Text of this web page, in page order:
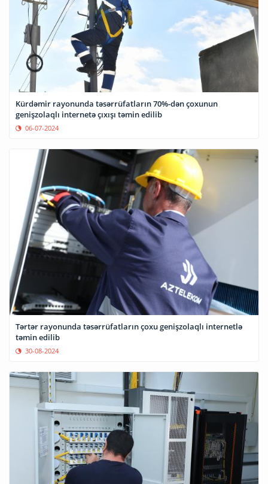
Kürdəmir rayonunda təsərrüfatların 70%-dən çoxunun
genişzolaqlı internetə çıxışı təmin edilib
06-07-2024
Tərtər rayonunda təsərrüfatların çoxu genişzolaqlı internetlə
təmin edilib
30-08-2024